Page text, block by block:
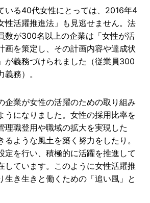
いる40代女性にとっては、2016年4
性活躍推進法」も見逃せません。法
数が300名以上の企業は「女性が活
画を策定し、その計画内容や達成状
が義務づけられました（従業員300
務）。
企業が女性の活躍のための取り組み
うになりました。女性の採用比率を
理職登用や職域の拡大を実現した
るような風土を築く努力をしたり。
定を行い、積極的に活躍を推進して
しています。このように女性活躍推
生き生きと働くための「追い風」と